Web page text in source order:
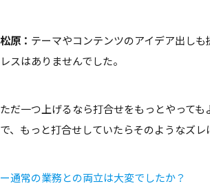
松原： テーマやコンテンツのアイデア出し
レスはありませんでした。
ただ一つ上げるなら打合せをもっとやって
で、もっと打合せしていたらそのようなズレ
ー通常の業務との両立は大変でしたか？